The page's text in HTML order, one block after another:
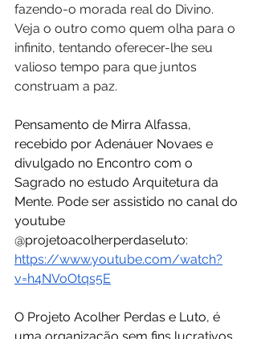
fazendo-o morada real do Divino.
Veja o outro como quem olha para o
infinito, tentando oferecer-lhe seu
valioso tempo para que juntos
construam a paz.
Pensamento de Mirra Alfassa,
recebido por Adenáuer Novaes e
divulgado no Encontro com o
Sagrado no estudo Arquitetura da
Mente. Pode ser assistido no canal do
youtube
@projetoacolherperdaseluto:
https://www.youtube.com/watch?
v=h4NVoOtqs5E
O Projeto Acolher Perdas e Luto, é